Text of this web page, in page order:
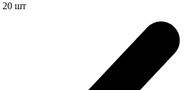
20 шт